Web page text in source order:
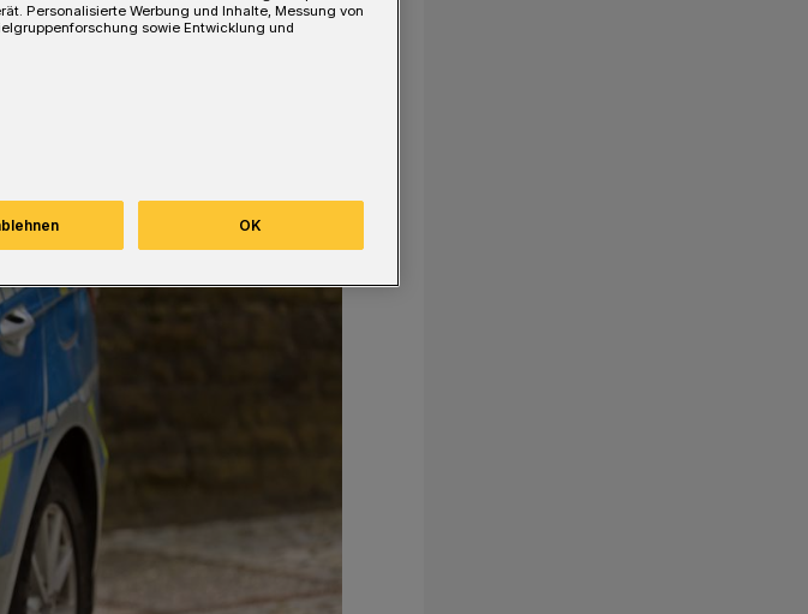
Personalisierte Werbung und Inhalte, Messung von
sowie Entwicklung und
OK